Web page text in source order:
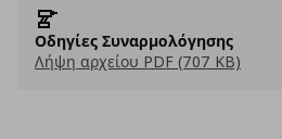
Οδηγίες Συναρμολόγησης
Λήψη αρχείου PDF (707 KB)